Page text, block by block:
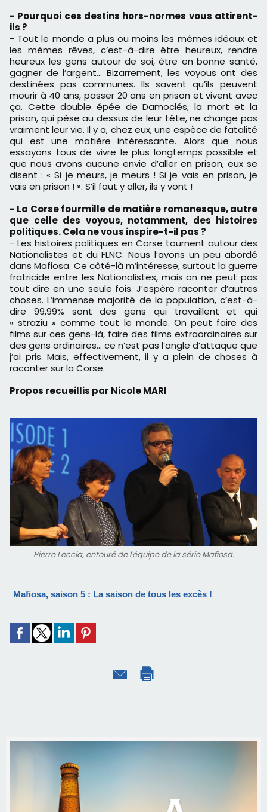
- Pourquoi ces destins hors-normes vous attirent-
ils ?
- Tout le monde a plus ou moins les mêmes idéaux et
les mêmes rêves, c’est-à-dire être heureux, rendre
heureux les gens autour de soi, être en bonne santé,
gagner de l’argent… Bizarrement, les voyous ont des
destinées pas communes. Ils savent qu’ils peuvent
mourir à 40 ans, passer 20 ans en prison et vivent avec
ça. Cette double épée de Damoclés, la mort et la
prison, qui pèse au dessus de leur tête, ne change pas
vraiment leur vie. Il y a, chez eux, une espèce de fatalité
qui est une matière intéressante. Alors que nous
essayons tous de vivre le plus longtemps possible et
que nous avons aucune envie d’aller en prison, eux se
disent : « Si je meurs, je meurs ! Si je vais en prison, je
vais en prison ! ». S’il faut y aller, ils y vont !
- La Corse fourmille de matière romanesque, autre
que celle des voyous, notamment, des histoires
politiques. Cela ne vous inspire-t-il pas ?
- Les histoires politiques en Corse tournent autour des
Nationalistes et du FLNC. Nous l’avons un peu abordé
dans Mafiosa. Ce côté-là m’intéresse, surtout la guerre
fratricide entre les Nationalistes, mais on ne peut pas
tout dire en une seule fois. J’espère raconter d’autres
choses. L’immense majorité de la population, c’est-à-
dire 99,99% sont des gens qui travaillent et qui
« straziu » comme tout le monde. On peut faire des
films sur ces gens-là, faire des films extraordinaires sur
des gens ordinaires… ce n’est pas l’angle d’attaque que
j’ai pris. Mais, effectivement, il y a plein de choses à
raconter sur la Corse.
Propos recueillis par Nicole MARI
Pierre Leccia, entouré de l'équipe de la série Mafiosa.
Mafiosa, saison 5 : La saison de tous les excès !